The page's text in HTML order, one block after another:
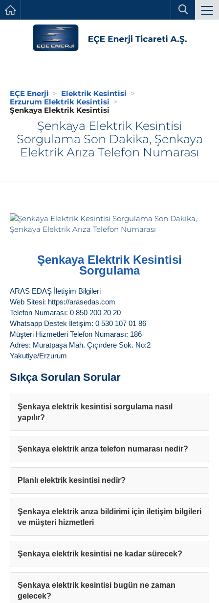
EÇE Enerji
Elektrik Kesintisi
Erzurum Elektrik Kesintisi
Şenkaya Elektrik Kesintisi
Şenkaya Elektrik Kesintisi
Sorgulama Son Dakika, Şenkaya
Elektrik Arıza Telefon Numarası
Şenkaya Elektrik Kesintisi
Sorgulama
ARAS EDAŞ İletişim Bilgileri
Web Sitesi: https://arasedas.com
Telefon Numarası: 0 850 200 20 20
Whatsapp Destek İletişim: 0 530 107 01 86
Müşteri Hizmetleri Telefon Numarası: 186
Adres: Muratpaşa Mah. Çıçırdere Sok. No:2
Yakutiye/Erzurum
Sıkça Sorulan Sorular
Şenkaya elektrik kesintisi sorgulama nasıl
yapılır?
Şenkaya elektrik arıza telefon numarası nedir?
Planlı elektrik kesintisi nedir?
Şenkaya elektrik arıza bildirimi için iletişim bilgileri
ve müşteri hizmetleri
Şenkaya elektrik kesintisi ne kadar sürecek?
Şenkaya elektrik kesintisi bugün ne zaman
gelecek?